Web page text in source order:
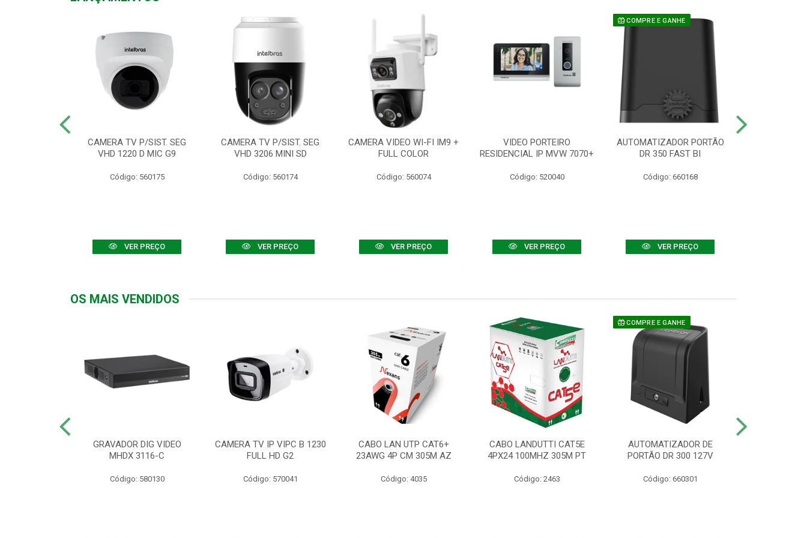
CAMERA TV P/SIST. SEG
VHD 1220 D MIC G9
Código: 560175
VER PREÇO
CAMERA TV P/SIST. SEG
VHD 3206 MINI SD
Código: 560174
VER PREÇO
CAMERA VIDEO WI-FI IM9 +
FULL COLOR
Código: 560074
VER PREÇO
VIDEO PORTEIRO
RESIDENCIAL IP MVW 7070+
Código: 520040
VER PREÇO
COMPRE E GANHE
AUTOMATIZADOR PORTÃO
DR 350 FAST BI
Código: 660168
VER PREÇO
OS MAIS VENDIDOS
GRAVADOR DIG VIDEO
MHDX 3116-C
Código: 580130
CAMERA TV IP VIPC B 1230
FULL HD G2
Código: 570041
CABO LAN UTP CAT6+
23AWG 4P CM 305M AZ
Código: 4035
CABO LANDUTTI CAT5E
4PX24 100MHZ 305M PT
Código: 2463
COMPRE E GANHE
AUTOMATIZADOR DE
PORTÃO DR 300 127V
Código: 660301